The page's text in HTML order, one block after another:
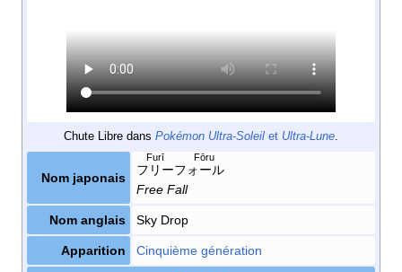
Chute Libre dans Pokémon Ultra-Soleil et Ultra-Lune.
Nom japonais
フリーフォール
Furī Fōru
Free Fall
Nom anglais Sky Drop
Apparition Cinquième génération